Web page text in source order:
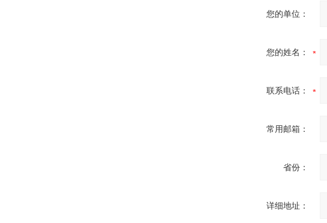
您的单位：
您的姓名：
联系电话：
常用邮箱：
省份：
详细地址：